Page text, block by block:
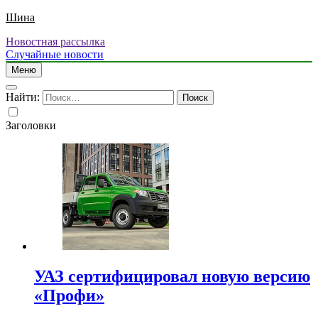
Шина
Новостная рассылка
Случайные новости
Меню
Найти:
Заголовки
УАЗ сертифицировал новую версию
«Профи»